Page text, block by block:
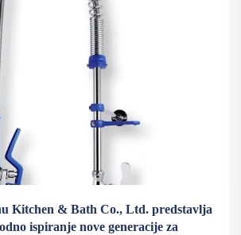
Kitchen & Bath Co., Ltd. predstavlja
ispiranje nove generacije za